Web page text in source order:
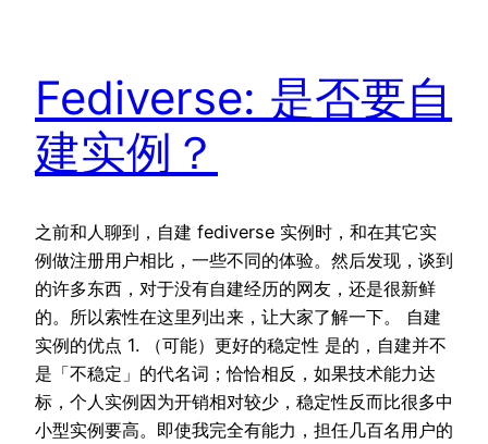
Fediverse: 是否要自
建实例？
之前和人聊到，自建 fediverse 实例时，和在其它实
例做注册用户相比，一些不同的体验。然后发现，谈到
的许多东西，对于没有自建经历的网友，还是很新鲜
的。所以索性在这里列出来，让大家了解一下。 自建
实例的优点 1. （可能）更好的稳定性 是的，自建并不
是「不稳定」的代名词；恰恰相反，如果技术能力达
标，个人实例因为开销相对较少，稳定性反而比很多中
小型实例要高。即使我完全有能力，担任几百名用户的